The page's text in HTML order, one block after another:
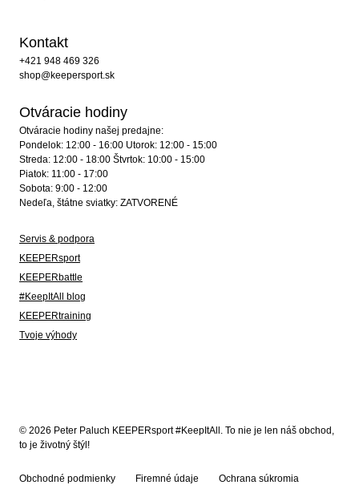
Kontakt
+421 948 469 326
shop@keepersport.sk
Otváracie hodiny
Otváracie hodiny našej predajne:
Pondelok: 12:00 - 16:00 Utorok: 12:00 - 15:00
Streda: 12:00 - 18:00 Štvrtok: 10:00 - 15:00
Piatok: 11:00 - 17:00
Sobota: 9:00 - 12:00
Nedeľa, štátne sviatky: ZATVORENÉ
Servis & podpora
KEEPERsport
KEEPERbattle
#KeepItAll blog
KEEPERtraining
Tvoje výhody
© 2026 Peter Paluch KEEPERsport #KeepItAll. To nie je len náš obchod,
to je životný štýl!
Obchodné podmienky Firemné údaje Ochrana súkromia